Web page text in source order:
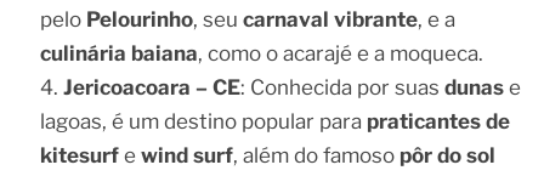
pelo Pelourinho, seu carnaval vibrante, e a
culinária baiana, como o acarajé e a moqueca.
Jericoacoara – CE: Conhecida por suas dunase
lagoas, é um destino popular para praticantes de
kitesurfe wind surf, além do famoso pôr do sol